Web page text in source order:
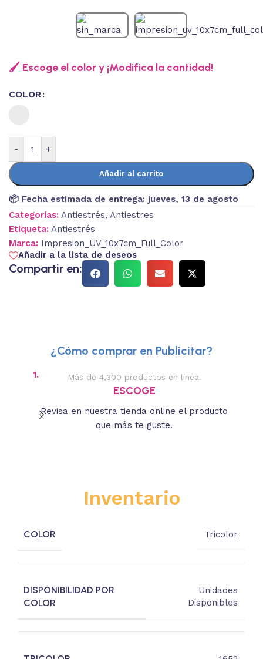
🖌️ Escoge el color y ¡Modifica la cantidad!
COLOR
- +
Añadir al carrito
📦 Fecha estimada de entrega: jueves, 13 de agosto
Categorías: Antiestrés, Antiestres
Etiqueta: Antiestrés
Marca: Impresion_UV_10x7cm_Full_Color
Añadir a la lista de deseos
Compartir en:
¿Cómo comprar en Publicitar?
1. Más de 4,300 productos en línea.
ESCOGE
Revisa en nuestra tienda online el producto
que más te guste.
Inventario
COLOR Tricolor
DISPONIBILIDAD POR
COLOR
Unidades
Disponibles